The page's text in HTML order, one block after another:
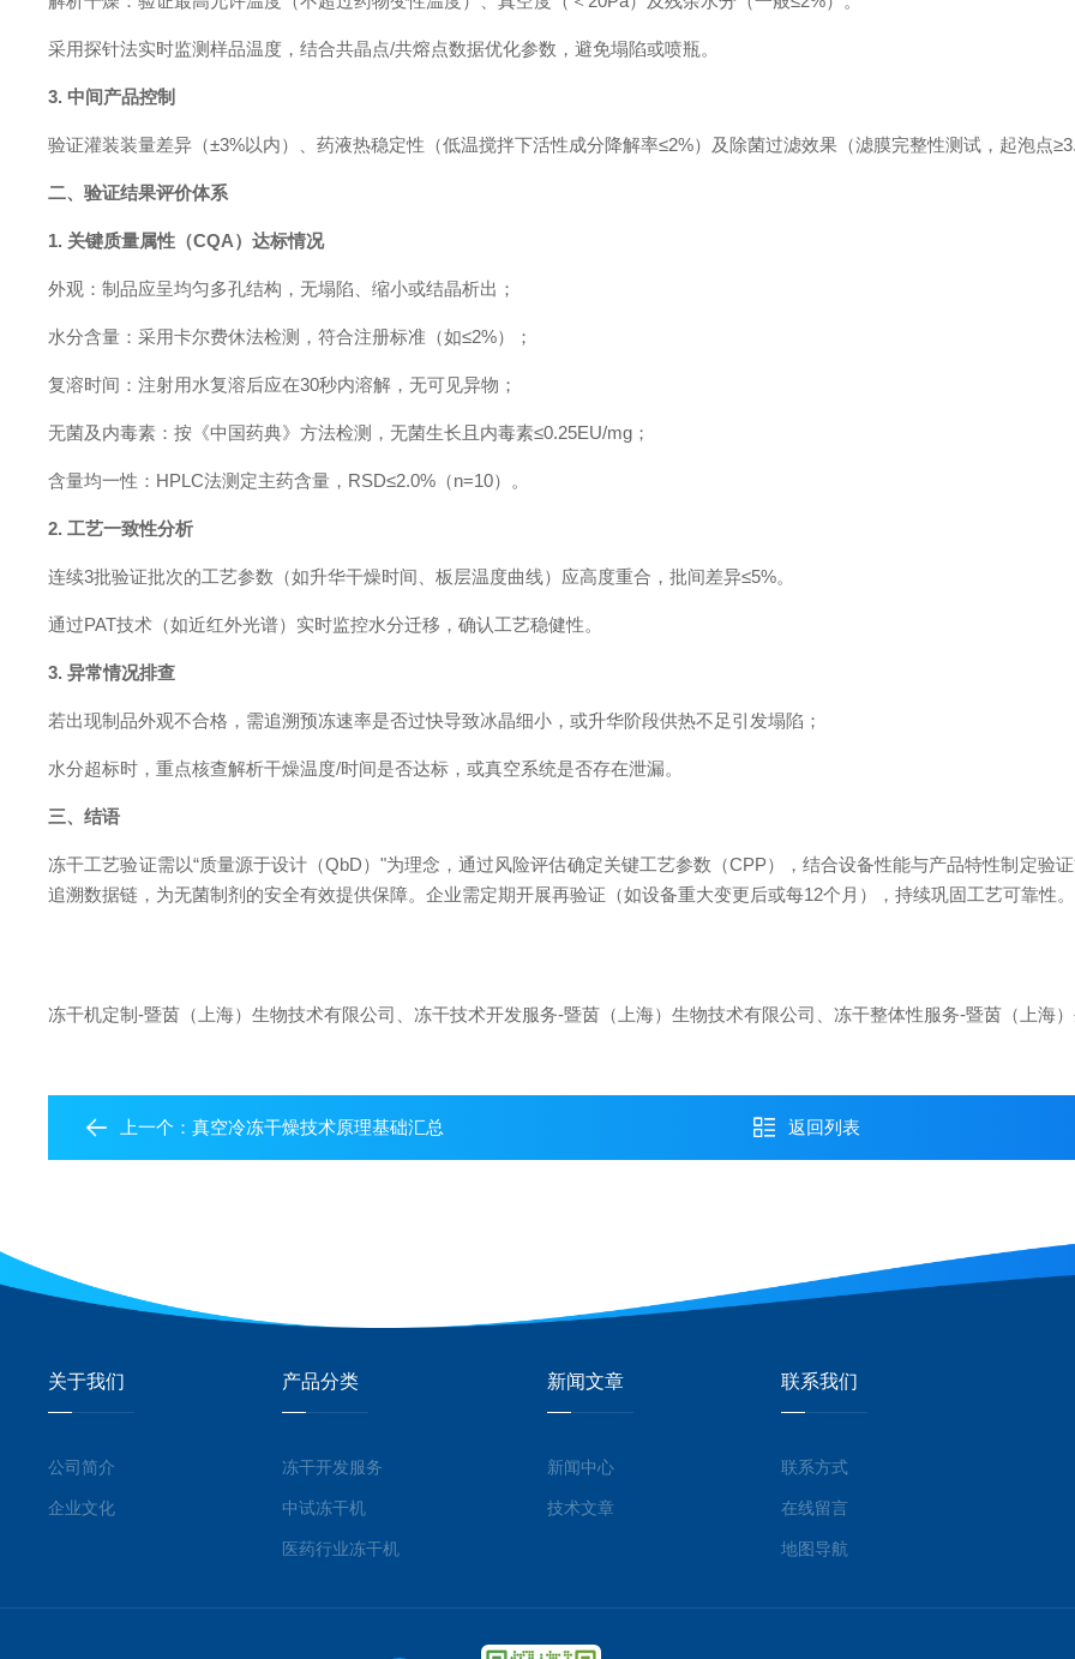
采用探针法实时监测样品温度，结合共晶点/共熔点数据优化参数，避免塌陷或喷瓶。
3. 中间产品控制
验证灌装装量差异（±3%以内）、药液热稳定性（低温搅拌下活性成分降解率≤2%）及除菌过滤效果（滤膜完整性测试，起泡点
二、验证结果评价体系
1. 关键质量属性（CQA）达标情况
外观：制品应呈均匀多孔结构，无塌陷、缩小或结晶析出；
水分含量：采用卡尔费休法检测，符合注册标准（如≤2%）；
复溶时间：注射用水复溶后应在30秒内溶解，无可见异物；
无菌及内毒素：按《中国药典》方法检测，无菌生长且内毒素≤0.25EU/mg；
含量均一性：HPLC法测定主药含量，RSD≤2.0%（n=10）。
2. 工艺一致性分析
连续3批验证批次的工艺参数（如升华干燥时间、板层温度曲线）应高度重合，批间差异≤5%。
通过PAT技术（如近红外光谱）实时监控水分迁移，确认工艺稳健性。
3. 异常情况排查
若出现制品外观不合格，需追溯预冻速率是否过快导致冰晶细小，或升华阶段供热不足引发塌陷；
水分超标时，重点核查解析干燥温度/时间是否达标，或真空系统是否存在泄漏。
三、结语
冻干工艺验证需以“质量源于设计（QbD）"为理念，通过风险评估确定关键工艺参数（CPP），结合设备性能与产品特性制定验
追溯数据链，为无菌制剂的安全有效提供保障。企业需定期开展再验证（如设备重大变更后或每12个月），持续巩固工艺可靠性。
冻干机定制-暨茵（上海）生物技术有限公司、冻干技术开发服务-暨茵（上海）生物技术有限公司、冻干整体性服务-暨茵（上海
上一个：真空冷冻干燥技术原理基础汇总 返回列表
关于我们
公司简介
企业文化
产品分类
冻干开发服务
中试冻干机
医药行业冻干机
新闻文章
新闻中心
技术文章
联系我们
联系方式
在线留言
地图导航